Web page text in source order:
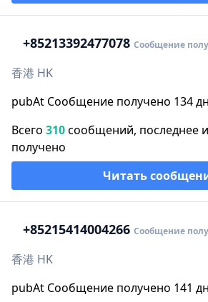
+85213392477078 Сообщение
香港 HK
pubAt Сообщение получено 134
Всего 310сообщений, последнее
получено
Читать
+85215414004266 Сообщение
香港 HK
pubAt Сообщение получено 141